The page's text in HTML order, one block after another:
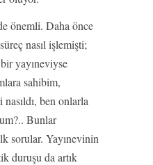
önemli. Daha önce
nasıl işlemişti;
yayıneviyse
sahibim,
ben onlarla
Bunlar
sorular. Yayınevinin
duruşu da artık